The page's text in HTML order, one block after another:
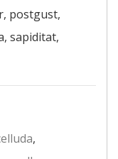
postgust,
sapiditat,
,